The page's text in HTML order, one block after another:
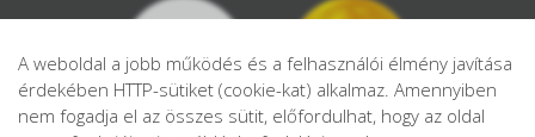
A weboldal a jobb működés és a felhasználói élmény javítása
érdekében HTTP-sütiket (cookie-kat) alkalmaz. Amennyiben
nem fogadja el az összes sütit, előfordulhat, hogy az oldal